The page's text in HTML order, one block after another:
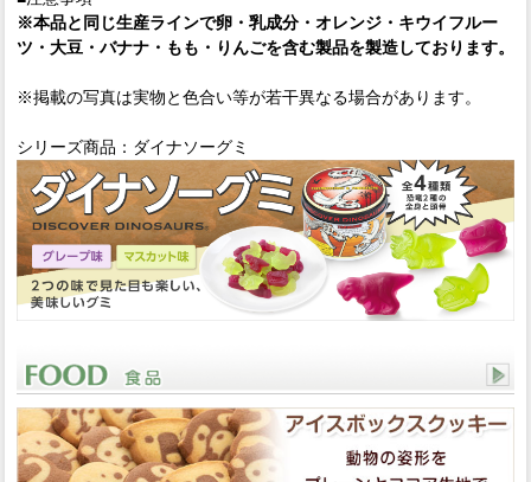
※本品と同じ生産ラインで卵・乳成分・オレンジ・キウイフルー
ツ・大豆・バナナ・もも・りんごを含む製品を製造しております。
※掲載の写真は実物と色合い等が若干異なる場合があります。
シリーズ商品：ダイナソーグミ